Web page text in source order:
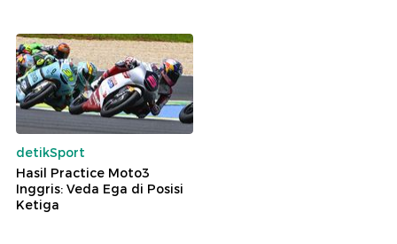
detikSport
Hasil Practice Moto3
Inggris: Veda Ega di Posisi
Ketiga